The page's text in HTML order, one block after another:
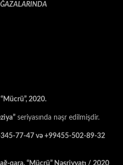
2020.
seriyasında nəşr edilmişdir.
77-47 və +99455-502-89-32
qara, “Mücrü” Nəşriyyatı / 2020